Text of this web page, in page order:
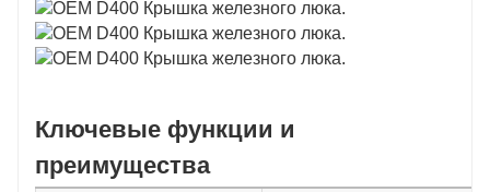
Ключевые функции и
преимущества